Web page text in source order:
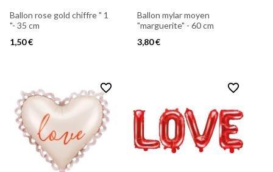
Ballon rose gold chiffre " 1
"- 35 cm
1,50 €
Ballon mylar moyen
"marguerite" - 60 cm
3,80 €
favorite_border favorite_border